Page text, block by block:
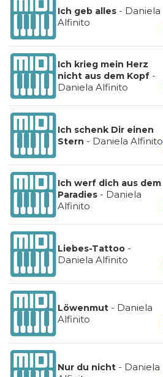
Ich geb alles- Daniela
Alfinito
Ich krieg mein Herz
nicht aus dem Kopf-
Daniela Alfinito
Ich schenk Dir einen
Stern - Daniela Alfinito
Ich werf dich aus dem
Paradies- Daniela
Alfinito
Liebes-Tattoo-
Daniela Alfinito
Löwenmut- Daniela
Alfinito
Nur du nicht- Daniela